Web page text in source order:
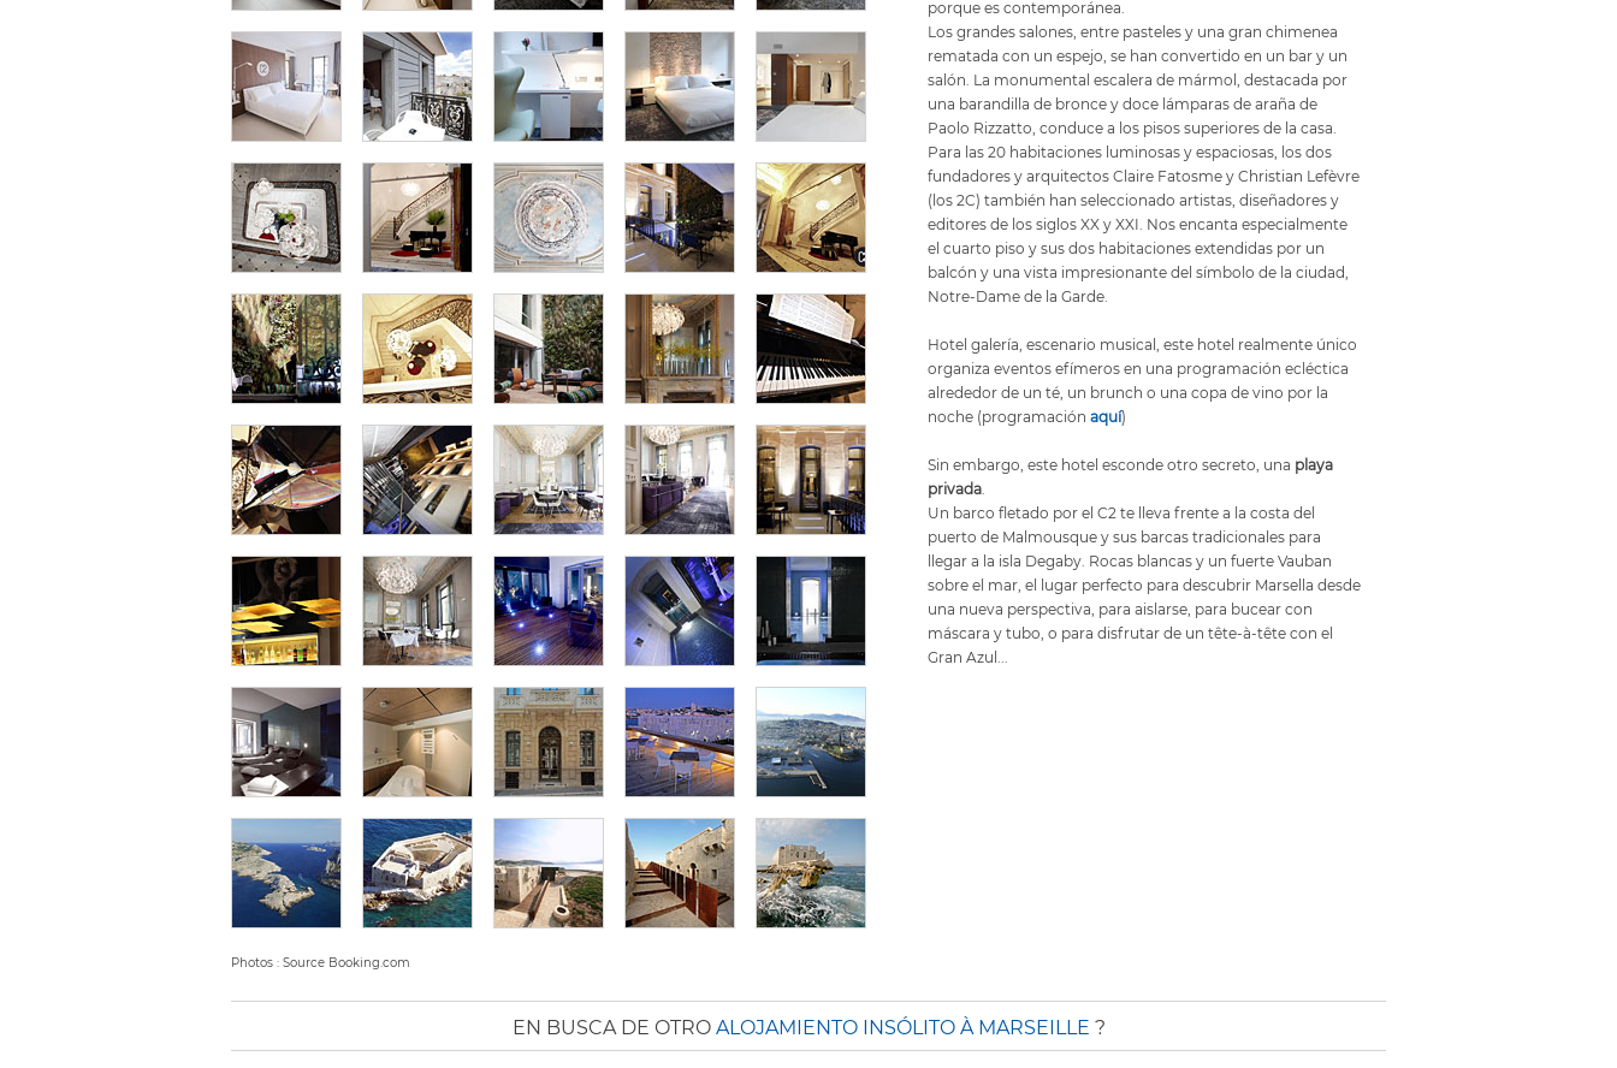
Photos : Source Booking.com
porque es contemporánea.
Los grandes salones, entre pasteles y una gran chimenea
rematada con un espejo, se han convertido en un bar y un
salón. La monumental escalera de mármol, destacada por
una barandilla de bronce y doce lámparas de araña de
Paolo Rizzatto, conduce a los pisos superiores de la casa.
Para las 20 habitaciones luminosas y espaciosas, los dos
fundadores y arquitectos Claire Fatosme y Christian Lefèvre
(los 2C) también han seleccionado artistas, diseñadores y
editores de los siglos XX y XXI. Nos encanta especialmente
el cuarto piso y sus dos habitaciones extendidas por un
balcón y una vista impresionante del símbolo de la ciudad,
Notre-Dame de la Garde.
Hotel galería, escenario musical, este hotel realmente único
organiza eventos efímeros en una programación ecléctica
alrededor de un té, un brunch o una copa de vino por la
noche (programación aquí)
Sin embargo, este hotel esconde otro secreto, una playa
privada.
Un barco fletado por el C2 te lleva frente a la costa del
puerto de Malmousque y sus barcas tradicionales para
llegar a la isla Degaby. Rocas blancas y un fuerte Vauban
sobre el mar, el lugar perfecto para descubrir Marsella desde
una nueva perspectiva, para aislarse, para bucear con
máscara y tubo, o para disfrutar de un tête-à-tête con el
Gran Azul...
EN BUSCA DE OTRO ALOJAMIENTO INSÓLITO À MARSEILLE ?